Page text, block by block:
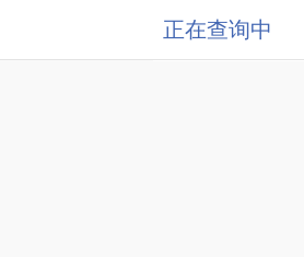
正在查询中